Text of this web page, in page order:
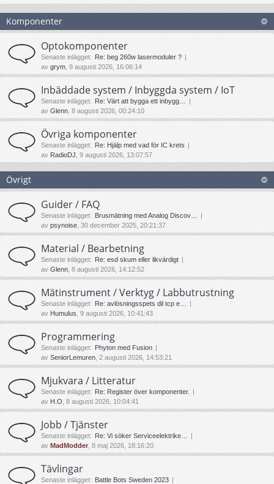
Komponenter
Optokomponenter
Senaste inlägget: Re: beg 260w lasermoduler ?
av grym , 9 augusti 2026, 16:06:14
Inbäddade system / Inbyggda system / IoT
Senaste inlägget: Re: Värt att bygga ett inbygg…
av Glenn , 8 augusti 2026, 00:24:10
Övriga komponenter
Senaste inlägget: Re: Hjälp med vad för IC krets
av RadioDJ , 9 augusti 2026, 13:07:57
Övrigt
Guider / FAQ
Senaste inlägget: Brusmätning med Analog Discov…
av psynoise , 30 december 2025, 20:21:37
Material / Bearbetning
Senaste inlägget: Re: esd skum eller likvärdigt
av Glenn , 8 augusti 2026, 14:12:52
Mätinstrument / Verktyg / Labbutrustning
Senaste inlägget: Re: avlösningsspets dil tcp e…
av Humulus , 9 augusti 2026, 10:41:43
Programmering
Senaste inlägget: Phyton med Fusion
av SeniorLemuren , 2 augusti 2026, 14:53:21
Mjukvara / Litteratur
Senaste inlägget: Re: Register över komponenter.
av H.O , 8 augusti 2026, 10:04:41
Jobb / Tjänster
Senaste inlägget: Re: Vi söker Serviceelektrike…
av MadModder , 8 maj 2026, 18:16:20
Tävlingar
Senaste inlägget: Battle Bots Sweden 2023